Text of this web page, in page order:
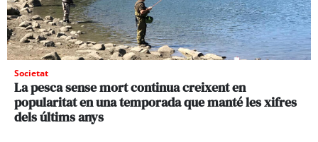
Societat
La pesca sense mort continua creixent en
popularitat en una temporada que manté les xifres
dels últims anys